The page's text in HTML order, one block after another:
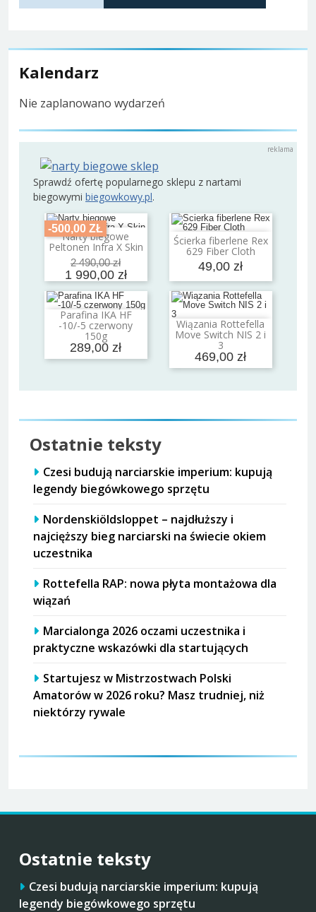
Kalendarz
Nie zaplanowano wydarzeń
Sprawdź ofertę popularnego sklepu z nartami
biegowymi biegowkowy.pl.
-500,00 ZŁ
Narty biegowe
Peltonen Infra X Skin
2 490,00 zł
1 990,00 zł
Dodaj do koszyka Ścierka fiberlene Rex
629 Fiber Cloth
49,00 zł
Dodaj do koszyka
Parafina IKA HF
-10/-5 czerwony
150g
289,00 zł
Dodaj do koszyka Wiązania Rottefella
Move Switch NIS 2 i
3
469,00 zł
Dodaj do koszyka
Ostatnie teksty
Czesi budują narciarskie imperium: kupują
legendy biegówkowego sprzętu
Nordenskiöldsloppet – najdłuższy i
najcięższy bieg narciarski na świecie okiem
uczestnika
Rottefella RAP: nowa płyta montażowa dla
wiązań
Marcialonga 2026 oczami uczestnika i
praktyczne wskazówki dla startujących
Startujesz w Mistrzostwach Polski
Amatorów w 2026 roku? Masz trudniej, niż
niektórzy rywale
Ostatnie teksty
Czesi budują narciarskie imperium: kupują
legendy biegówkowego sprzętu